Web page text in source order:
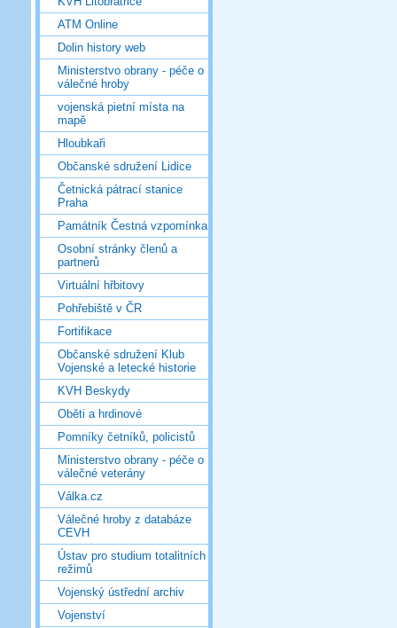
ATM Online
Dolin history web
Ministerstvo obrany - péče o
válečné hroby
vojenská pietní místa na
mapě
Hloubkaři
Občanské sdružení Lidice
Četnická pátrací stanice
Praha
Památník Čestná vzpomínka
Osobní stránky členů a
partnerů
Virtuální hřbitovy
Pohřebiště v ČR
Fortifikace
Občanské sdružení Klub
Vojenské a letecké historie
KVH Beskydy
Oběti a hrdinové
Pomníky četníků, policistů
Ministerstvo obrany - péče o
válečné veterány
Válka.cz
Válečné hroby z databáze
CEVH
Ústav pro studium totalitních
režimů
Vojenský ústřední archiv
Vojenství